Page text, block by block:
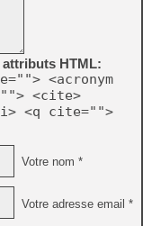
attributs HTML:
<acronym
<cite>
<q cite="">
Votre nom *
Votre adresse email *